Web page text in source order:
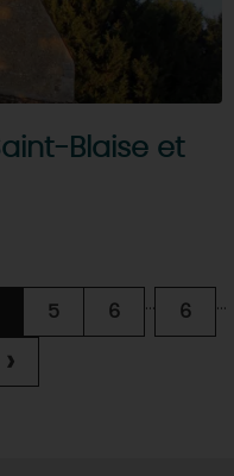
Blaise et
5 6 ... 6 ...
›